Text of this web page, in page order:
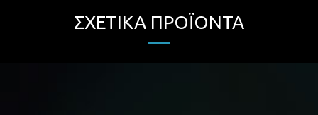
ΣΧΕΤΙΚΆ ΠΡΟΪΌΝΤΑ